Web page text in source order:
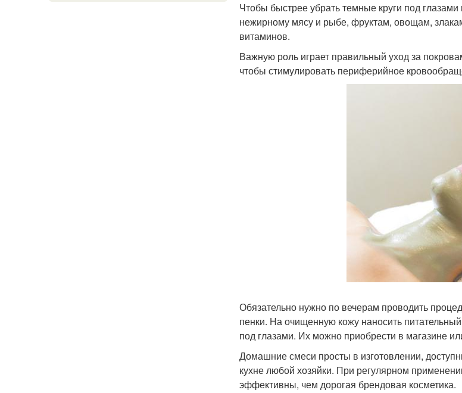
Чтобы быстрее убрать темные круги под
нежирному мясу и рыбе, фруктам, овощам,
витаминов.
Важную роль играет правильный уход за
чтобы стимулировать периферийное
Обязательно нужно по вечерам проводить
пенки. На очищенную кожу наносить
под глазами. Их можно приобрести в магазине
Домашние смеси просты в изготовлении,
кухне любой хозяйки. При регулярном
эффективны, чем дорогая брендовая косметика.